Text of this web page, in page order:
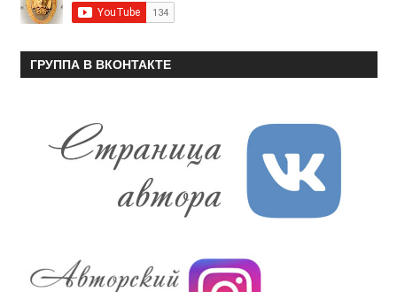
ГРУППА В ВКОНТАКТЕ